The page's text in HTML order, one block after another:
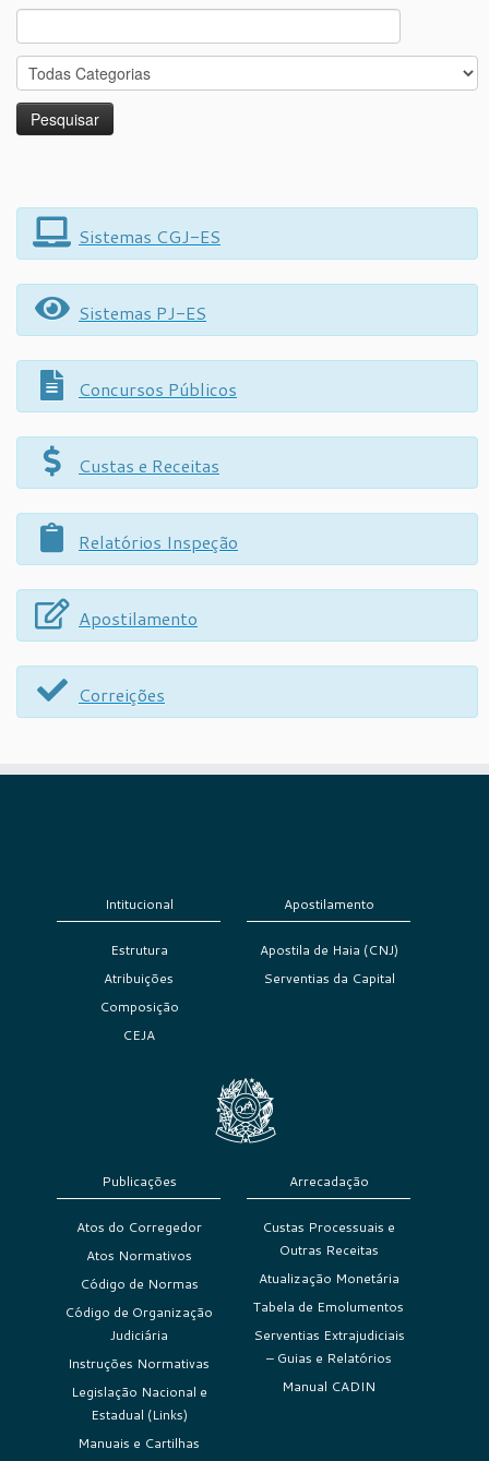
Search
for:
Sistemas CGJ-ES
Sistemas PJ-ES
Concursos Públicos
Custas e Receitas
Relatórios Inspeção
Apostilamento
Correições
Intitucional
Estrutura
Atribuições
Composição
CEJA
Apostilamento
Apostila de Haia (CNJ)
Serventias da Capital
Publicações
Atos do Corregedor
Atos Normativos
Código de Normas
Código de Organização
Judiciária
Instruções Normativas
Legislação Nacional e
Estadual (Links)
Manuais e Cartilhas
Arrecadação
Custas Processuais e
Outras Receitas
Atualização Monetária
Tabela de Emolumentos
Serventias Extrajudiciais
– Guias e Relatórios
Manual CADIN